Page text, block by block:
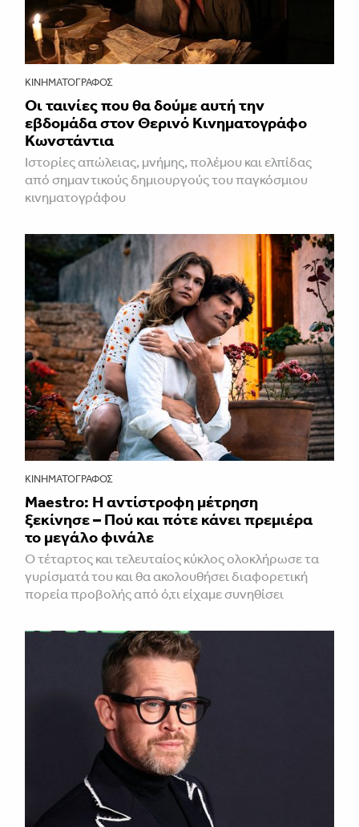
ΚΙΝΗΜΑΤΟΓΡΆΦΟΣ
Οι ταινίες που θα δούμε αυτή την
εβδομάδα στον Θερινό Κινηματογράφο
Κωνστάντια
Ιστορίες απώλειας, μνήμης, πολέμου και ελπίδας
από σημαντικούς δημιουργούς του παγκόσμιου
κινηματογράφου
ΚΙΝΗΜΑΤΟΓΡΆΦΟΣ
Maestro: Η αντίστροφη μέτρηση
ξεκίνησε – Πού και πότε κάνει πρεμιέρα
το μεγάλο φινάλε
Ο τέταρτος και τελευταίος κύκλος ολοκλήρωσε τα
γυρίσματά του και θα ακολουθήσει διαφορετική
πορεία προβολής από ό,τι είχαμε συνηθίσει